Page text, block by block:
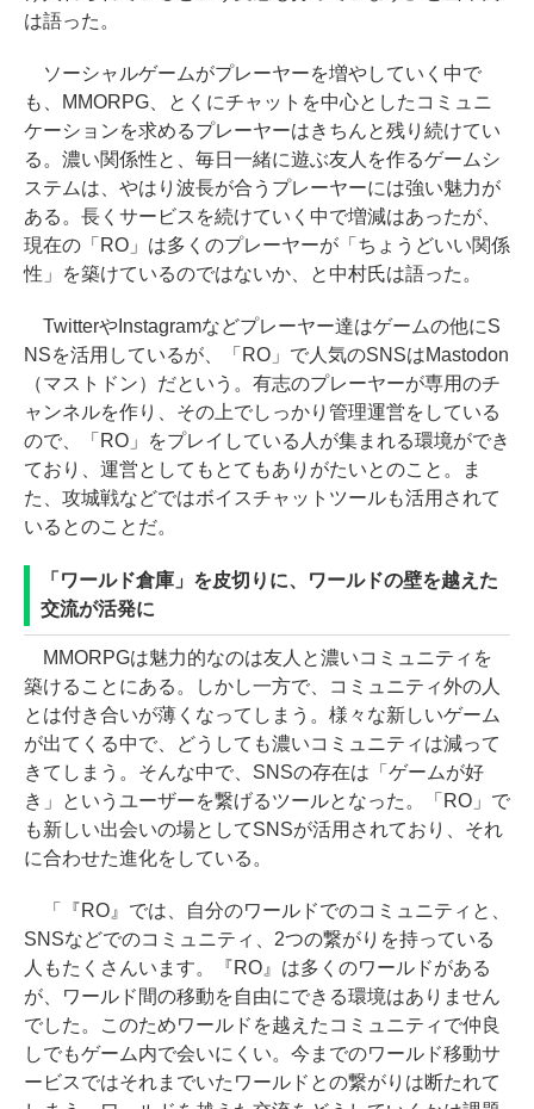
は語った。
ソーシャルゲームがプレーヤーを増やしていく中で
も、MMORPG、とくにチャットを中心としたコミュニ
ケーションを求めるプレーヤーはきちんと残り続けてい
る。濃い関係性と、毎日一緒に遊ぶ友人を作るゲームシ
ステムは、やはり波長が合うプレーヤーには強い魅力が
ある。長くサービスを続けていく中で増減はあったが、
現在の「RO」は多くのプレーヤーが「ちょうどいい関係
性」を築けているのではないか、と中村氏は語った。
TwitterやInstagramなどプレーヤー達はゲームの他にS
NSを活用しているが、「RO」で人気のSNSはMastodon
（マストドン）だという。有志のプレーヤーが専用のチ
ャンネルを作り、その上でしっかり管理運営をしている
ので、「RO」をプレイしている人が集まれる環境ができ
ており、運営としてもとてもありがたいとのこと。ま
た、攻城戦などではボイスチャットツールも活用されて
いるとのことだ。
「ワールド倉庫」を皮切りに、ワールドの壁を越えた
交流が活発に
MMORPGは魅力的なのは友人と濃いコミュニティを
築けることにある。しかし一方で、コミュニティ外の人
とは付き合いが薄くなってしまう。様々な新しいゲーム
が出てくる中で、どうしても濃いコミュニティは減って
きてしまう。そんな中で、SNSの存在は「ゲームが好
き」というユーザーを繋げるツールとなった。「RO」で
も新しい出会いの場としてSNSが活用されており、それ
に合わせた進化をしている。
「『RO』では、自分のワールドでのコミュニティと、
SNSなどでのコミュニティ、2つの繋がりを持っている
人もたくさんいます。『RO』は多くのワールドがある
が、ワールド間の移動を自由にできる環境はありません
でした。このためワールドを越えたコミュニティで仲良
しでもゲーム内で会いにくい。今までのワールド移動サ
ービスではそれまでいたワールドとの繋がりは断たれて